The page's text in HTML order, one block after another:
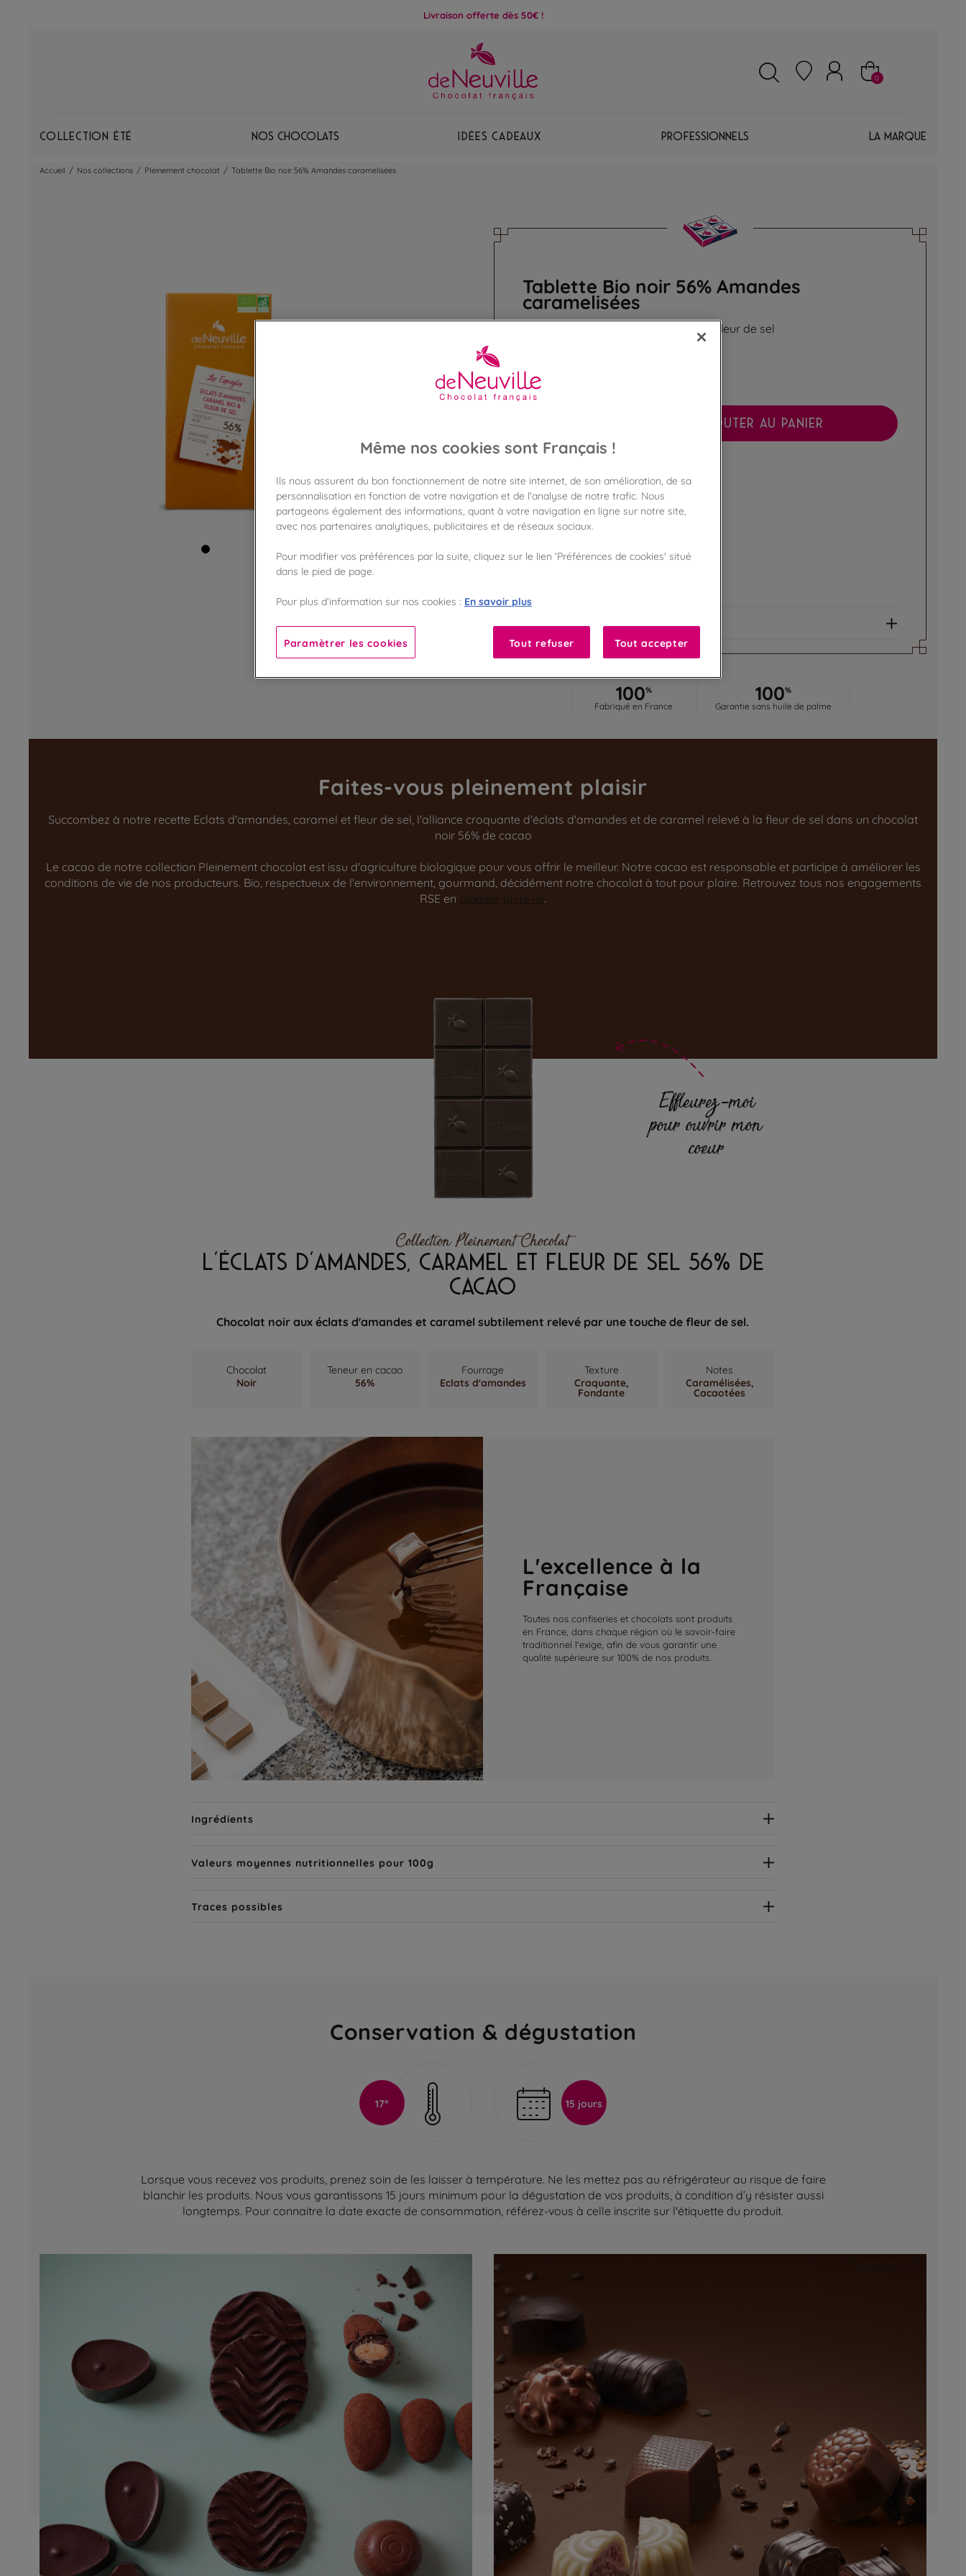
Livraison offerte dès 50€ !
0
Collection Été Nos chocolats Idées Cadeaux Professionnels La marque
Accueil / Nos collections / Pleinement chocolat / Tablette Bio noir 56% Amandes caramelisées
Tablette Bio noir 56% Amandes
caramelisées
Chocolat noir bio amandes caramel fleur de sel
5,60 €
Poids 85g
AJOUTER AU PANIER
Vérifier la disponibilité en magasin
Frais de port offert
dès 50€ d'achat
Liste des ingrédients et allergènes
100%
Fabriqué en France 100%
Garantie sans huile de palme
Faites-vous pleinement plaisir
Succombez à notre recette Eclats d'amandes, caramel et fleur de sel, l'alliance croquante d'éclats d'amandes et de caramel relevé à la fleur de sel dans un chocolat
noir 56% de cacao
Le cacao de notre collection Pleinement chocolat est issu d'agriculture biologique pour vous offrir le meilleur. Notre cacao est responsable et participe à améliorer les
conditions de vie de nos producteurs. Bio, respectueux de l'environnement, gourmand, décidément notre chocolat à tout pour plaire. Retrouvez tous nos engagements
RSE en
cliquant juste ici
Effleurez-moi
pour ouvrir mon
coeur
Collection Pleinement Chocolat
L'ÉCLATS D'AMANDES, CARAMEL ET FLEUR DE SEL 56% DE
CACAO
Chocolat noir aux éclats d'amandes et caramel subtilement relevé par une touche de fleur de sel.
Chocolat
Noir
Teneur en cacao
56%
Fourrage
Eclats d'amandes
Texture
Craquante,
Fondante
Notes
Caramélisées,
Cacaotées
L'excellence à la
Française
Toutes nos confiseries et chocolats sont produits
en France, dans chaque région où le savoir-faire
traditionnel l'exige, afin de vous garantir une
qualité supérieure sur 100% de nos produits.
Ingrédients
Valeurs moyennes nutritionnelles pour 100g
Traces possibles
Conservation & dégustation
17° 15 jours
Lorsque vous recevez vos produits, prenez soin de les laisser à température. Ne les mettez pas au réfrigérateur au risque de faire
blanchir les produits. Nous vous garantissons 15 jours minimum pour la dégustation de vos produits, à condition d’y résister aussi
longtemps. Pour connaitre la date exacte de consommation, référez-vous à celle inscrite sur l'étiquette du produit.
Même nos cookies sont Français !
Ils nous assurent du bon fonctionnement de notre site internet, de son amélioration, de sa
personnalisation en fonction de votre navigation et de l'analyse de notre trafic. Nous
partageons également des informations, quant à votre navigation en ligne sur notre site,
avec nos partenaires analytiques, publicitaires et de réseaux sociaux.
Pour modifier vos préférences par la suite, cliquez sur le lien 'Préférences de cookies' situé
dans le pied de page.
Pour plus d’information sur nos cookies : En savoir plus
Paramètrer les cookies Tout refuser Tout accepter